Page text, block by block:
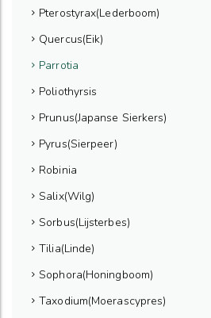
Pterostyrax(Lederboom)
Quercus(Eik)
Parrotia
Poliothyrsis
Prunus(Japanse Sierkers)
Pyrus(Sierpeer)
Robinia
Salix(Wilg)
Sorbus(Lijsterbes)
Tilia(Linde)
Sophora(Honingboom)
Taxodium(Moerascypres)